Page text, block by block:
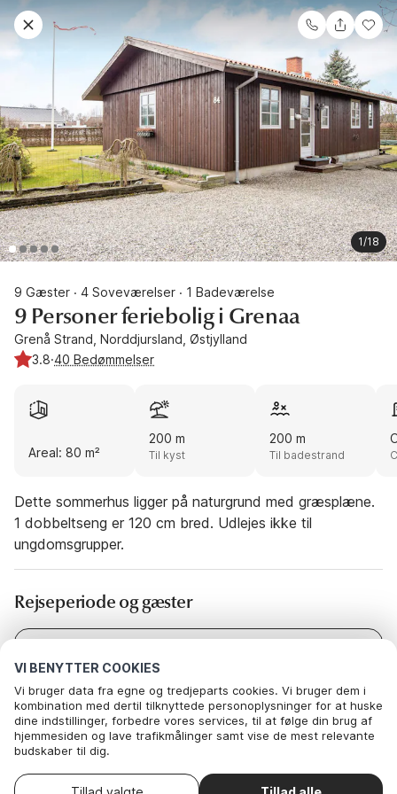
VI BENYTTER COOKIES
Vi bruger data fra egne og tredjeparts cookies. Vi bruger dem i
kombination med dertil tilknyttede personoplysninger for at huske
dine indstillinger, forbedre vores services, til at følge din brug af
hjemmesiden og lave trafikmålinger samt vise de mest relevante
budskaber til dig.
hvilke af vores valgfrie cookies du vil acceptere.
1/18
9 Gæster · 4 Soveværelser · 1 Badeværelse
9 Personer feriebolig i Grenaa
Grenå Strand, Norddjursland, Østjylland
3.8·40 Bedømmelser
Areal: 80 m²
200 m
Til kyst
200 m
Til badestrand
Dette sommerhus ligger på naturgrund med græsplæne.
1 dobbeltseng er 120 cm bred. Udlejes ikke til
ungdomsgrupper.
Rejseperiode og gæster
Gæster 2 Gæster
Vælg ankomstdato